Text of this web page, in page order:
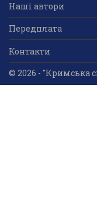
Наші автори
Передплата
Контакти
© 2026 - "Кримська